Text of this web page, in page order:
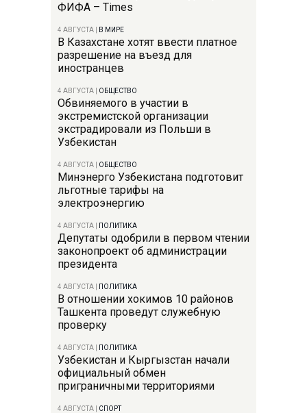
ФИФА – Times
4 АВГУСТА В МИРЕ
В Казахстане хотят ввести платное
разрешение на въезд для
иностранцев
4 АВГУСТА ОБЩЕСТВО
Обвиняемого в участии в
экстремистской организации
экстрадировали из Польши в
Узбекистан
4 АВГУСТА ОБЩЕСТВО
Минэнерго Узбекистана подготовит
льготные тарифы на
электроэнергию
4 АВГУСТА ПОЛИТИКА
Депутаты одобрили в первом чтении
законопроект об администрации
президента
4 АВГУСТА ПОЛИТИКА
В отношении хокимов 10 районов
Ташкента проведут служебную
проверку
4 АВГУСТА ПОЛИТИКА
Узбекистан и Кыргызстан начали
официальный обмен
приграничными территориями
4 АВГУСТА СПОРТ